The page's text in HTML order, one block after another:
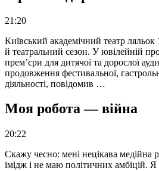
21:20
Київський академічний театр
й театральний сезон. У ювілейній
прем’єри для дитячої та дорослої
продовження фестивальної,
діяльності, повідомив …
Моя робота — війна
20:22
Скажу чесно: мені нецікава медійна
імідж і не маю політичних амбіцій.